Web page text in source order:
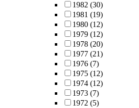
1982 (30)
1981 (19)
1980 (12)
1979 (12)
1978 (20)
1977 (21)
1976 (7)
1975 (12)
1974 (12)
1973 (7)
1972 (5)